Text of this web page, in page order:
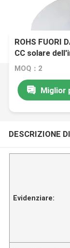
ROHS FUORI
CC solare
MOQ：2
Miglior
DESCRIZIONE
Evidenziare: